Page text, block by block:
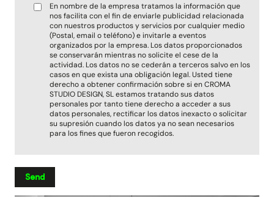
En nombre de la empresa tratamos la información que
nos facilita con el fin de enviarle publicidad relacionada
con nuestros productos y servicios por cualquier medio
(Postal, email o teléfono) e invitarle a eventos
organizados por la empresa. Los datos proporcionados
se conservarán mientras no solicite el cese de la
actividad. Los datos no se cederán a terceros salvo en los
casos en que exista una obligación legal. Usted tiene
derecho a obtener confirmación sobre si en CROMA
STUDIO DESIGN, SL estamos tratando sus datos
personales por tanto tiene derecho a acceder a sus
datos personales, rectificar los datos inexacto o solicitar
su supresión cuando los datos ya no sean necesarios
para los fines que fueron recogidos.